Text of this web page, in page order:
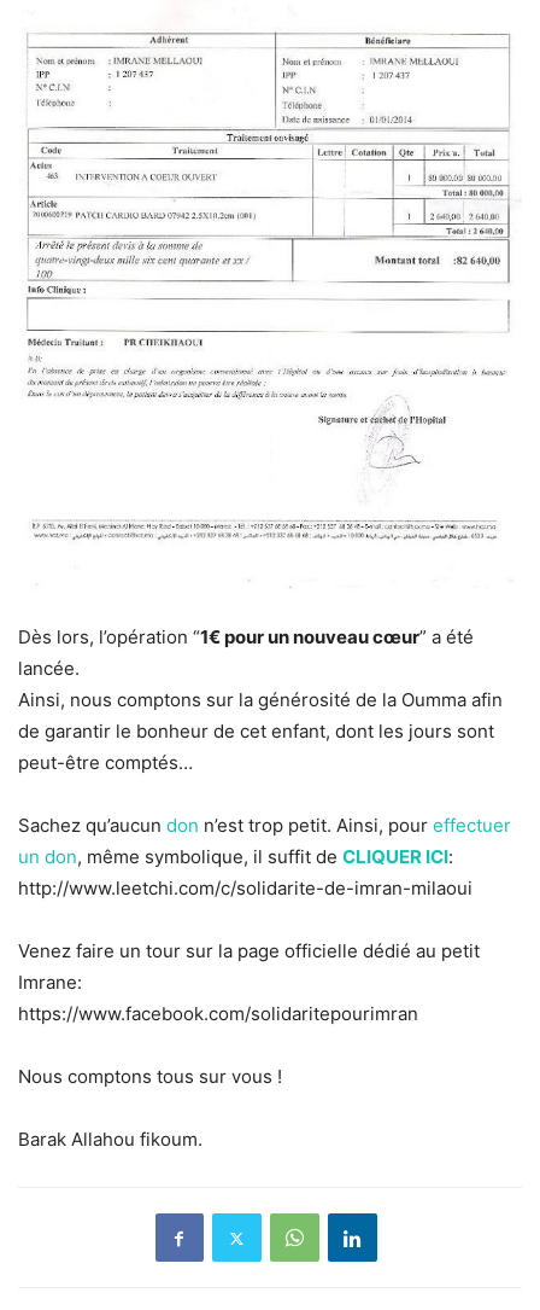
Dès lors, l’opération “1€ pour un nouveau cœur” a été
lancée.
Ainsi, nous comptons sur la générosité de la Oumma afin
de garantir le bonheur de cet enfant, dont les jours sont
peut-être comptés…
Sachez qu’aucun don n’est trop petit. Ainsi, pour effectuer
un don, même symbolique, il suffit de CLIQUER ICI:
http://www.leetchi.com/c/solidarite-de-imran-milaoui
Venez faire un tour sur la page officielle dédié au petit
Imrane:
https://www.facebook.com/solidaritepourimran
Nous comptons tous sur vous !
Barak Allahou fikoum.